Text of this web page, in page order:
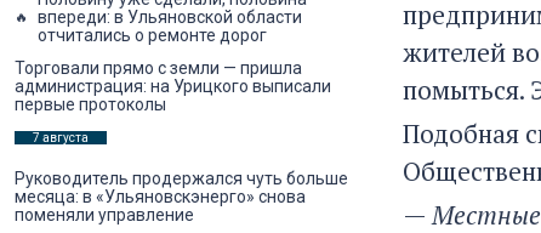
жителей
помыться.
Подобная
—Местные
впереди: в Ульяновской области
отчитались о ремонте дорог
Торговали прямо с земли — пришла
администрация: на Урицкого выписали
первые протоколы
7 августа
Руководитель продержался чуть больше
месяца: в «Ульяновскэнерго» снова
поменяли управление